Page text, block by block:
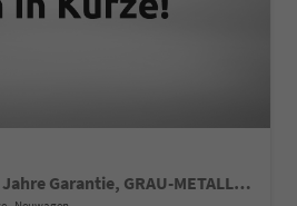
Extra 1.0 TSI 95PS, 5 Jahre Garantie, GRAU-METALLIC, 16" Alu, Climatronic, Radio 8" + SmartLink, Parksensoren hinten, Rückfahrkamera, Sitzheizung, SunSet, Tempomat, Armlehne, NSW, LED-Scheinwerfer, Dachreling,Virtual Cockpit, Reserverad, M-Lederlenkrad BEHEIZT